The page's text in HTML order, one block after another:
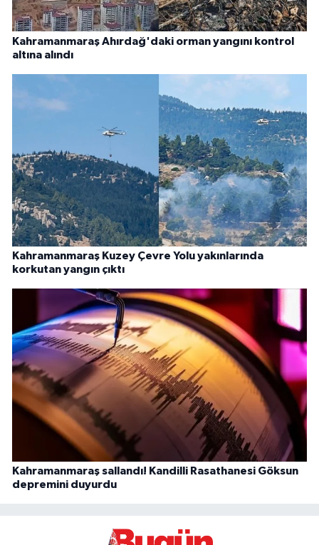
Kahramanmaraş Ahırdağ'daki orman yangını kontrol
altına alındı
Kahramanmaraş Kuzey Çevre Yolu yakınlarında
korkutan yangın çıktı
Kahramanmaraş sallandı! Kandilli Rasathanesi Göksun
depremini duyurdu